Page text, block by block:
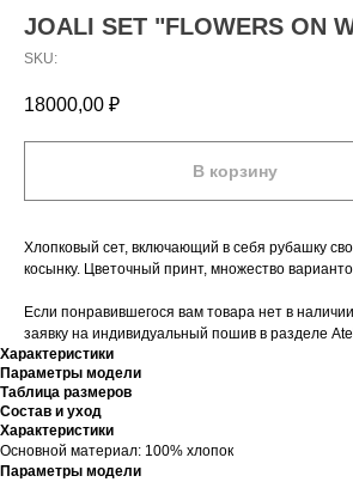
JOALI SET "FLOWERS ON
SKU:
18000,00 ₽
В корзину
Хлопковый сет, включающий в себя рубашку
косынку. Цветочный принт, множество
Если понравившегося вам товара нет в
заявку на индивидуальный пошив в разделе
Характеристики
Параметры модели
Таблица размеров
Состав и уход
Характеристики
Основной материал: 100% хлопок
Параметры модели